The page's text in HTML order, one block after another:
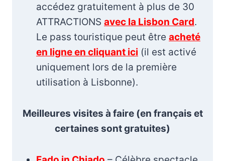
accédez gratuitement à plus de 30
ATTRACTIONS avec la Lisbon Card.
Le pass touristique peut être acheté
en ligne en cliquant ici (il est activé
uniquement lors de la première
utilisation à Lisbonne).
Meilleures visites à faire (en français et
certaines sont gratuites)